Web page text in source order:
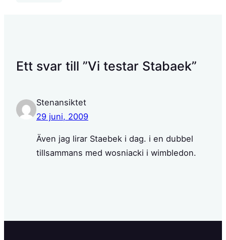
Ett svar till ”Vi testar Stabaek”
Stenansiktet
29 juni, 2009
Även jag lirar Staebek i dag. i en dubbel
tillsammans med wosniacki i wimbledon.